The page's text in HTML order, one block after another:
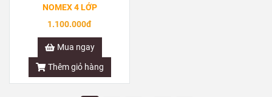
NOMEX 4 LỚP
1.100.000đ
Mua ngay
Thêm giỏ hàng